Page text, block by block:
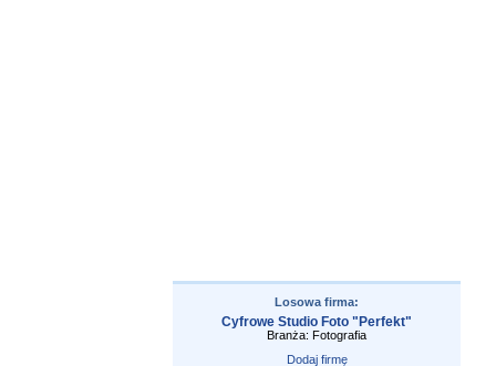
Losowa firma:
Cyfrowe Studio Foto "Perfekt"
Branża: Fotografia
Dodaj firmę